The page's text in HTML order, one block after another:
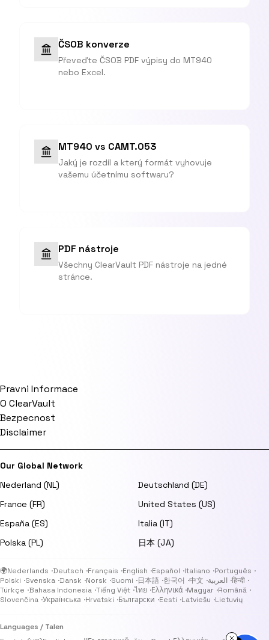
ČSOB konverze
Převeďte ČSOB PDF výpisy do MT940
nebo Excel.
MT940 vs CAMT.053
Jaký je rozdíl a který formát vyhovuje
vašemu účetnímu softwaru?
PDF nástroje
Všechny ClearVault PDF nástroje na jedné
stránce.
Pravni Informace
O ClearVault
Bezpecnost
Disclaimer
Our Global Network
Nederland (NL)
Deutschland (DE)
France (FR)
United States (US)
España (ES)
Italia (IT)
Polska (PL)
日本 (JA)
🌍Nederlands ·Deutsch ·Français ·English ·Español ·Italiano ·Português ·
Polski ·Svenska ·Dansk ·Norsk ·Suomi ·日本語 ·한국어 ·中文 ·العربية ·हिन्दी ·
Türkçe ·Bahasa Indonesia ·Tiếng Việt ·ไทย ·Ελληνικά ·Magyar ·Română ·
Slovenčina ·Українська ·Hrvatski ·Български ·Eesti ·Latviešu ·Lietuvių
Languages / Talen